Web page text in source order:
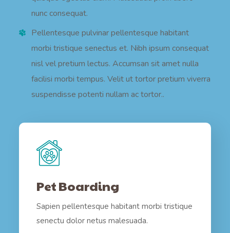
nunc consequat.
Pellentesque pulvinar pellentesque habitant
morbi tristique senectus et. Nibh ipsum consequat
nisl vel pretium lectus. Accumsan sit amet nulla
facilisi morbi tempus. Velit ut tortor pretium viverra
suspendisse potenti nullam ac tortor..
Pet Boarding
Sapien pellentesque habitant morbi tristique
senectu dolor netus malesuada.